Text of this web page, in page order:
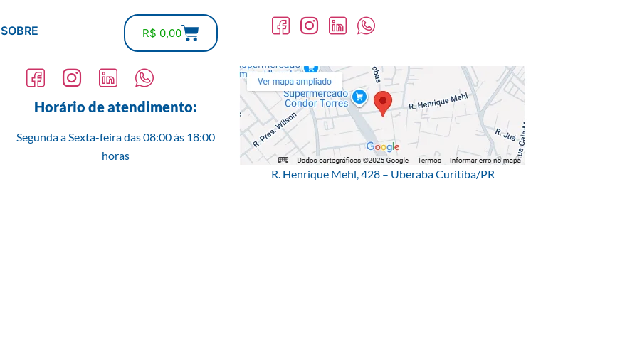
SOBRE R$ 0,00
Horário de atendimento:
Segunda a Sexta-feira das 08:00 às 18:00
horas
R. Henrique Mehl, 428 – Uberaba Curitiba/PR